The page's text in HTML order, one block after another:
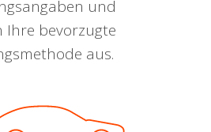
und
Ihre bevorzugte
aus.